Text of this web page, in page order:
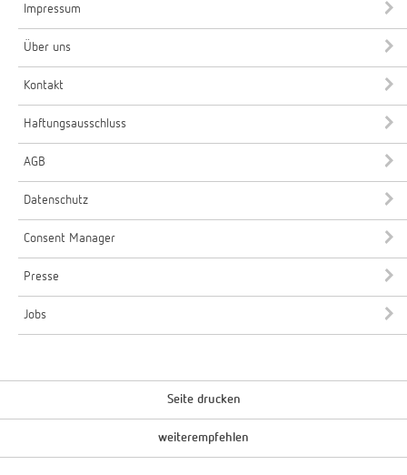
Impressum
Über uns
Kontakt
Haftungsausschluss
AGB
Datenschutz
Consent Manager
Presse
Jobs
Seite drucken
weiterempfehlen